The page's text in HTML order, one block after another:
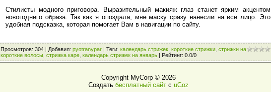
Стилисты модного приговора. Выразительный макияж глаз станет ярким акцентом
новогоднего образа. Так как я опоздала, мне маску сразу нанесли на все лицо. Это
удобная подсказка, которая помогает Вам в навигации по сайту.
Просмотров: 304 | Добавил: pyotranypar | Теги: календарь стрижек короткие стрижки стрижки на
короткие волосы стрижка каре календарь стрижек на январь | Рейтинг: 0.0/0
Copyright MyCorp © 2026
Создать бесплатный сайт с uCoz